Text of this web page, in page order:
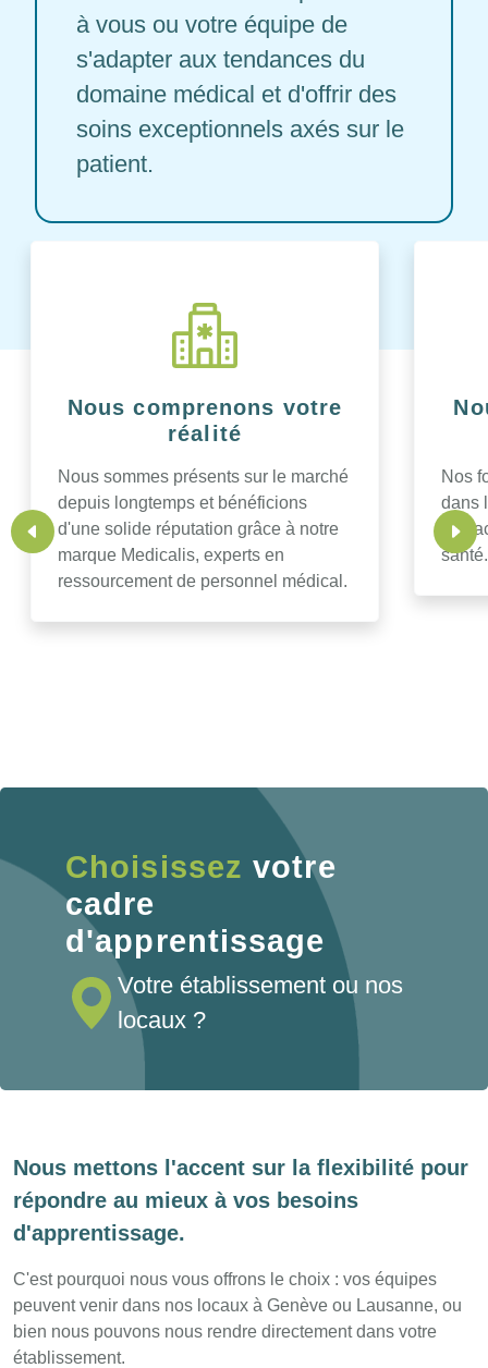
à vous ou votre équipe de
s'adapter aux tendances du
domaine médical et d'offrir des
soins exceptionnels axés sur le
patient.
Nous comprenons votre
réalité
Nous sommes présents sur le marché
depuis longtemps et bénéficions
d'une solide réputation grâce à notre
marque Medicalis, experts en
ressourcement de personnel médical.
Nos
dans
santé.
Choisissez votre
cadre
d'apprentissage
Votre établissement ou nos
locaux ?
Nous mettons l'accent sur la flexibilité pour
répondre au mieux à vos besoins
d'apprentissage.
C'est pourquoi nous vous offrons le choix : vos équipes
peuvent venir dans nos locaux à Genève ou Lausanne, ou
bien nous pouvons nous rendre directement dans votre
établissement.